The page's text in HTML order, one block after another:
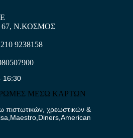
Ν.ΚΟΣΜΟΣ
210 9238158
16:30
ΜΕΣΩ ΚΑΡΤΩΝ
χρεωστικών &